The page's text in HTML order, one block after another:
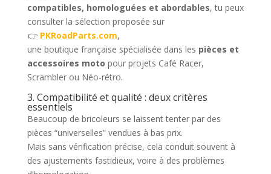
compatibles, homologuées et abordables, tu peux
consulter la sélection proposée sur
👉 PKRoadParts.com,
une boutique française spécialisée dans les pièces et
accessoires moto pour projets Café Racer,
Scrambler ou Néo-rétro.
3. Compatibilité et qualité : deux critères
essentiels
Beaucoup de bricoleurs se laissent tenter par des
pièces “universelles” vendues à bas prix.
Mais sans vérification précise, cela conduit souvent à
des ajustements fastidieux, voire à des problèmes